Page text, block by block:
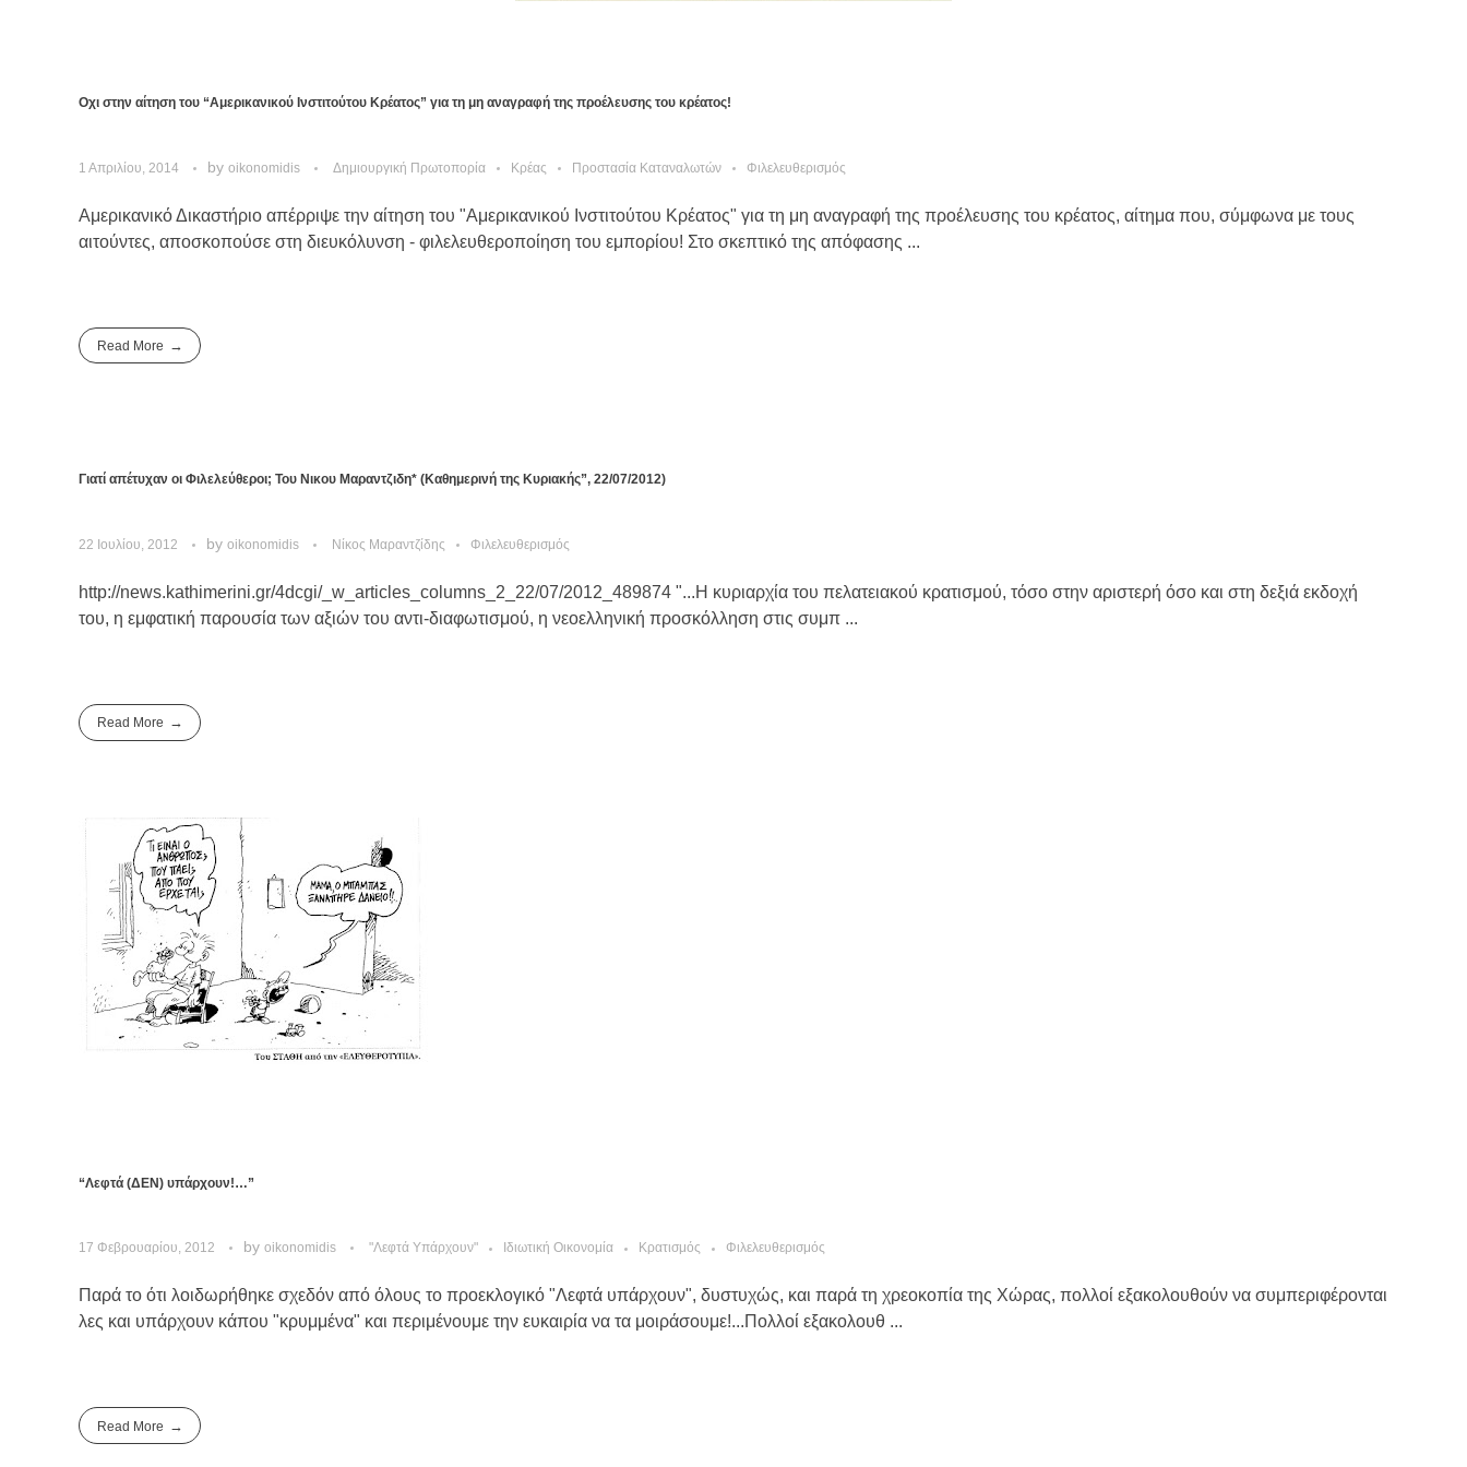
Οχι στην αίτηση του “Αμερικανικού Ινστιτούτου Κρέατος” για τη μη αναγραφή της προέλευσης του κρέατος!
1 Απριλίου, 2014 by oikonomidis Δημιουργική Πρωτοπορία Κρέας Προστασία Καταναλωτών Φιλελευθερισμός
Αμερικανικό Δικαστήριο απέρριψε την αίτηση του "Αμερικανικού Ινστιτούτου Κρέατος" για τη μη αναγραφή της προέλευσης του κρέατος, αίτημα που, σύμφωνα με τους
αιτούντες, αποσκοπούσε στη διευκόλυνση - φιλελευθεροποίηση του εμπορίου! Στο σκεπτικό της απόφασης ...
Read More
Γιατί απέτυχαν οι Φιλελεύθεροι; Του Νικου Μαραντζιδη* (Καθημερινή της Κυριακής”, 22/07/2012)
22 Ιουλίου, 2012 by oikonomidis Νίκος Μαραντζίδης Φιλελευθερισμός
http://news.kathimerini.gr/4dcgi/_w_articles_columns_2_22/07/2012_489874 ‎"...Η κυριαρχία του πελατειακού κρατισμού, τόσο στην αριστερή όσο και στη δεξιά εκδοχή
του, η εμφατική παρουσία των αξιών του αντι-διαφωτισμού, η νεοελληνική προσκόλληση στις συμπ ...
Read More
“Λεφτά (ΔΕΝ) υπάρχουν!…”
17 Φεβρουαρίου, 2012 by oikonomidis "Λεφτά Υπάρχουν" Ιδιωτική Οικονομία Κρατισμός Φιλελευθερισμός
Παρά το ότι λοιδωρήθηκε σχεδόν από όλους το προεκλογικό "Λεφτά υπάρχουν", δυστυχώς, και παρά τη χρεοκοπία της Χώρας, πολλοί εξακολουθούν να συμπεριφέρονται
λες και υπάρχουν κάπου "κρυμμένα" και περιμένουμε την ευκαιρία να τα μοιράσουμε!...Πολλοί εξακολουθ ...
Read More